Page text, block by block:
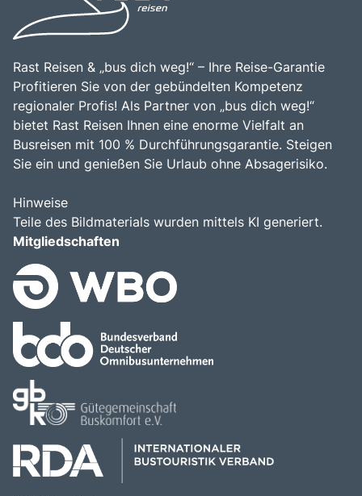
Rast Reisen & „bus dich weg!“ – Ihre Reise-Garantie
Profitieren Sie von der gebündelten Kompetenz
regionaler Profis! Als Partner von „bus dich weg!“
bietet Rast Reisen Ihnen eine enorme Vielfalt an
Busreisen mit 100 % Durchführungsgarantie. Steigen
Sie ein und genießen Sie Urlaub ohne Absagerisiko.
Hinweise
Teile des Bildmaterials wurden mittels KI generiert.
Mitgliedschaften